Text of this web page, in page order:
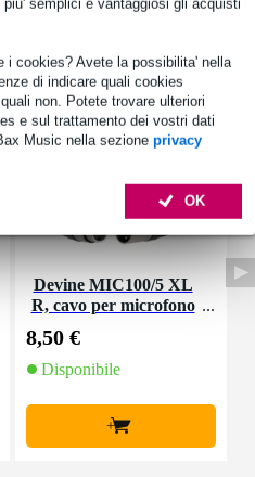
i cookies? Avete la possibilita' nella
di indicare quali cookies
non. Potete trovare ulteriori
e sul trattamento dei vostri dati
Music nella sezione privacy
OK
Devine MIC100/5 XL
R, cavo per microfono
8,50 €
Disponibile
+